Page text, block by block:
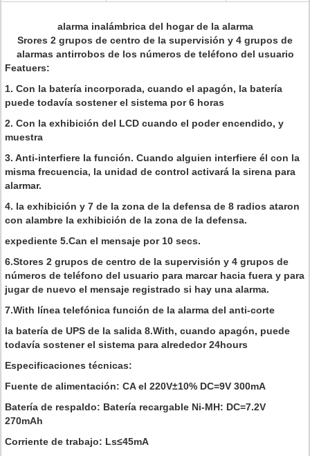
alarma inalámbrica del hogar de la alarma
Srores 2 grupos de centro de la supervisión y 4 grupos de
alarmas antirrobos de los números de teléfono del usuario
Featuers:
1. Con la batería incorporada, cuando el apagón, la batería
puede todavía sostener el sistema por 6 horas
2. Con la exhibición del LCD cuando el poder encendido, y
muestra
3. Anti-interfiere la función. Cuando alguien interfiere él con la
misma frecuencia, la unidad de control activará la sirena para
alarmar.
4. la exhibición y 7 de la zona de la defensa de 8 radios ataron
con alambre la exhibición de la zona de la defensa.
expediente 5.Can el mensaje por 10 secs.
6.Stores 2 grupos de centro de la supervisión y 4 grupos de
números de teléfono del usuario para marcar hacia fuera y para
jugar de nuevo el mensaje registrado si hay una alarma.
7.With línea telefónica función de la alarma del anti-corte
la batería de UPS de la salida 8.With, cuando apagón, puede
todavía sostener el sistema para alrededor 24hours
Especificaciones técnicas:
Fuente de alimentación: CA el 220V±10% DC=9V 300mA
Batería de respaldo: Batería recargable Ni-MH: DC=7.2V
270mAh
Corriente de trabajo: Ls≤45mA